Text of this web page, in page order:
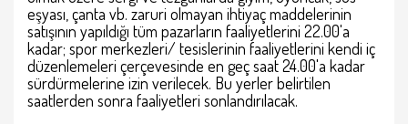
eşyası, çanta vb. zaruri olmayan ihtiyaç maddelerinin
satışının yapıldığı tüm pazarların faaliyetlerini 22.00'a
kadar; spor merkezleri/ tesislerinin faaliyetlerini kendi iç
düzenlemeleri çerçevesinde en geç saat 24.00'a kadar
sürdürmelerine izin verilecek. Bu yerler belirtilen
saatlerden sonra faaliyetleri sonlandırılacak.